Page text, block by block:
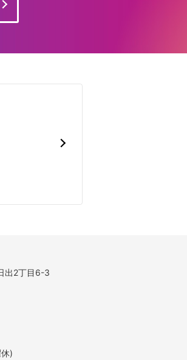
出2丁目6-3
)